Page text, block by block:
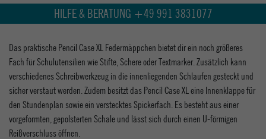
HILFE & BERATUNG +49 991 3831077
Das praktische Pencil Case XL Federmäppchen bietet dir ein noch größeres
Fach für Schulutensilien wie Stifte, Schere oder Textmarker. Zusätzlich kann
verschiedenes Schreibwerkzeug in die innenliegenden Schlaufen gesteckt und
sicher verstaut werden. Zudem besitzt das Pencil Case XL eine Innenklappe für
den Stundenplan sowie ein verstecktes Spickerfach. Es besteht aus einer
vorgeformten, gepolsterten Schale und lässt sich durch einen U-förmigen
Reißverschluss öffnen.